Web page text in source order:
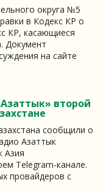
округа №5
в Кодекс КР о
КР, касающиеся
Документ
на сайте
второй
сообщили о
Азаттык
Азия
Telegram-канале.
провайдеров с